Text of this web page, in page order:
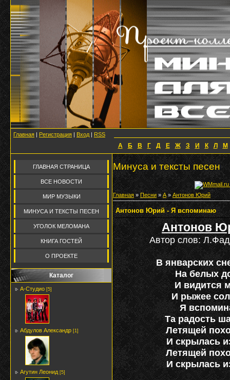
Главная | Регистрация | Вход | RSS
А Б В Г Д Е Ж З И К Л М
ГЛАВНАЯ СТРАНИЦА
ВСЕ НОВОСТИ
МИР МУЗЫКИ
МИНУСА И ТЕКСТЫ ПЕСЕН
УГОЛОК МЕЛОМАНА
КНИГА ГОСТЕЙ
О ПРОЕКТЕ
Каталог
А-Студио [5]
Абдулов Александр [1]
Агутин Леонид [5]
Минуса и тексты песен
Главная» Песни»А»Антонов Юрий
Антонов Юрий - Я вспоминаю
Антонов
Автор слов:
В январских
На белых
И видится
И рыжее
Я
Та радость
Летящей
И скрылась
Летящей
И скрылась